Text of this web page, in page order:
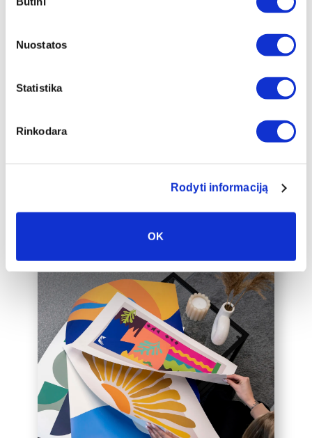
pasirinkimas
Nuostatos
Statistika
Rinkodara
Rodyti informaciją
OK
įrėminimas
interjero akcentu.
mumis el. paštu labas@drobiunamai.lt